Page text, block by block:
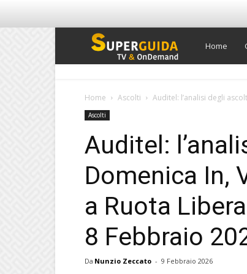
Super
Home
Home Ascolti Auditel: l’analisi degli
Ascolti
Auditel:
Domenica In,
a Ruota
8 Febbraio
Da Nunzio Zeccato - 9 Febbraio 2026